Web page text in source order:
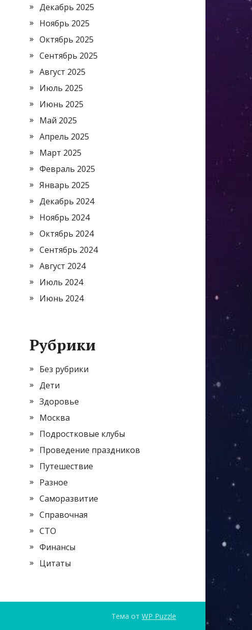
Декабрь 2025
Ноябрь 2025
Октябрь 2025
Сентябрь 2025
Август 2025
Июль 2025
Июнь 2025
Май 2025
Апрель 2025
Март 2025
Февраль 2025
Январь 2025
Декабрь 2024
Ноябрь 2024
Октябрь 2024
Сентябрь 2024
Август 2024
Июль 2024
Июнь 2024
Рубрики
Без рубрики
Дети
Здоровье
Москва
Подростковые клубы
Проведение праздников
Путешествие
Разное
Саморазвитие
Справочная
СТО
Финансы
Цитаты
Тема от WP Puzzle